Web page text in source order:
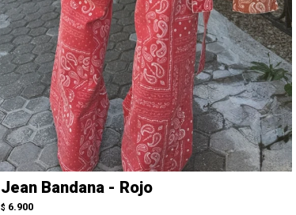
Jean Bandana - Rojo
$ 6.900